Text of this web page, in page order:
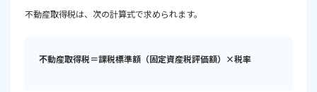
不動産取得税は、次の計算式で求められます。
不動産取得税＝課税標準額（固定資産税評価額）×税率